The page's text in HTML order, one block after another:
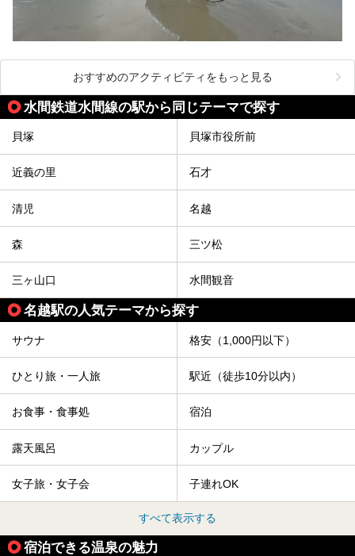
おすすめのアクティビティをもっと見る
水間鉄道水間線の駅から同じテーマで探す
貝塚 貝塚市役所前
近義の里 石才
清児 名越
森 三ツ松
三ヶ山口 水間観音
名越駅の人気テーマから探す
サウナ 格安（1,000円以下）
ひとり旅・一人旅 駅近（徒歩10分以内）
お食事・食事処 宿泊
露天風呂 カップル
女子旅・女子会 子連れOK
すべて表示する
宿泊できる温泉の魅力